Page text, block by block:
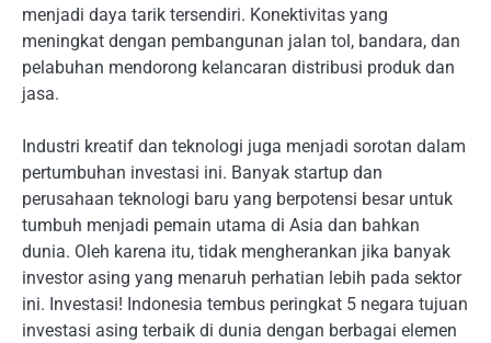
menjadi daya tarik tersendiri. Konektivitas yang
meningkat dengan pembangunan jalan tol, bandara, dan
pelabuhan mendorong kelancaran distribusi produk dan
jasa.
Industri kreatif dan teknologi juga menjadi sorotan dalam
pertumbuhan investasi ini. Banyak startup dan
perusahaan teknologi baru yang berpotensi besar untuk
tumbuh menjadi pemain utama di Asia dan bahkan
dunia. Oleh karena itu, tidak mengherankan jika banyak
investor asing yang menaruh perhatian lebih pada sektor
ini. Investasi! Indonesia tembus peringkat 5 negara tujuan
investasi asing terbaik di dunia dengan berbagai elemen